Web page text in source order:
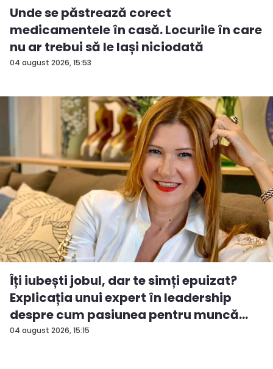
04 august 2026, 15:53
Unde se păstrează corect
medicamentele în casă. Locurile în care
nu ar trebui să le lași niciodată
04 august 2026, 15:15
Îți iubești jobul, dar te simți epuizat?
Explicația unui expert în leadership
despre cum pasiunea pentru muncă
po...